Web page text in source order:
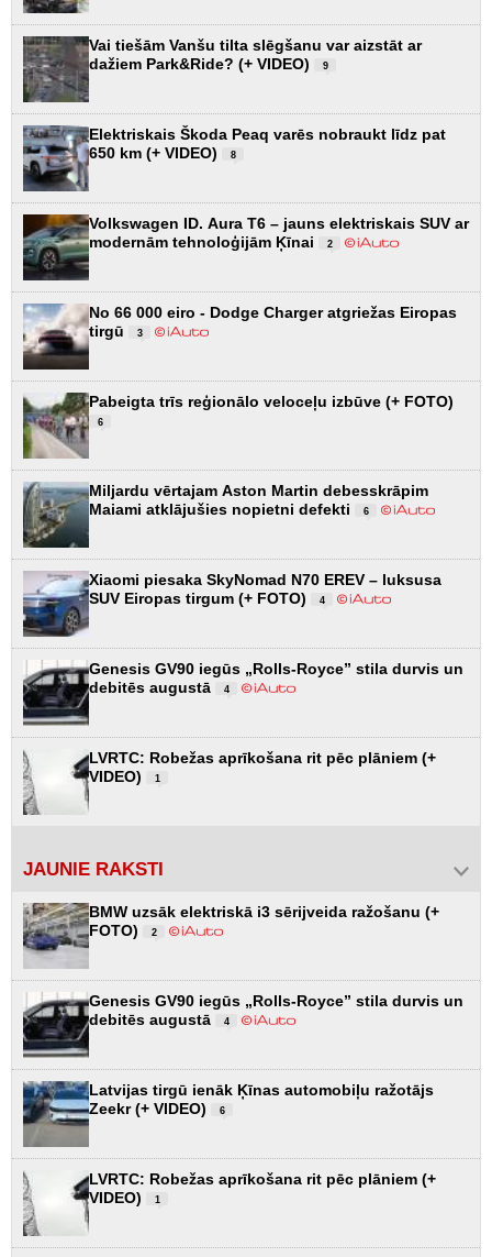
Vai tiešām Vanšu tilta slēgšanu var aizstāt ar
dažiem Park&Ride? (+ VIDEO)
9
Elektriskais Škoda Peaq varēs nobraukt līdz pat
650 km (+ VIDEO)
8
Volkswagen ID. Aura T6 – jauns elektriskais SUV ar
modernām tehnoloģijām Ķīnai
2
No 66 000 eiro - Dodge Charger atgriežas Eiropas
tirgū
3
Pabeigta trīs reģionālo veloceļu izbūve (+ FOTO)
6
Miljardu vērtajam Aston Martin debesskrāpim
Maiami atklājušies nopietni defekti
6
Xiaomi piesaka SkyNomad N70 EREV – luksusa
SUV Eiropas tirgum (+ FOTO)
4
Genesis GV90 iegūs „Rolls-Royce” stila durvis un
debitēs augustā
4
LVRTC: Robežas aprīkošana rit pēc plāniem (+
VIDEO)
1
JAUNIE RAKSTI
BMW uzsāk elektriskā i3 sērijveida ražošanu (+
FOTO)
2
Genesis GV90 iegūs „Rolls-Royce” stila durvis un
debitēs augustā
4
Latvijas tirgū ienāk Ķīnas automobiļu ražotājs
Zeekr (+ VIDEO)
6
LVRTC: Robežas aprīkošana rit pēc plāniem (+
VIDEO)
1